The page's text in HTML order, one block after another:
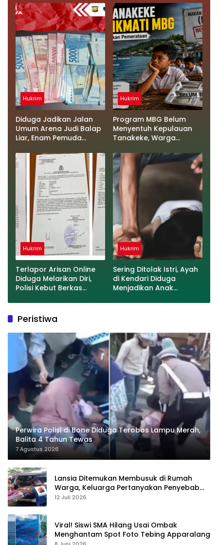
Hukrim
Diduga Jadikan Jalan
Umum Arena Judi Balap
Liar, Enam Pemuda
Gowa
Hukrim
Program MBG Belum
Menyentuh Kepulauan
Tanakeke, Warga
Hukrim
Terlapor Arisan Online
Diduga Melarikan Diri,
Polisi Kebut Berkas
Hukrim
Sering Ditolak Istri, Ayah
di Kendari Diduga
Menjadikan Anak
Peristiwa
Perwira Polisi di Bone Diduga Terobos Lampu Merah,
Balita 4 Tahun Tewas
7 Agustus 2026
Lansia Ditemukan Membusuk di Rumah
Warga, Keluarga Pertanyakan Penyebab
Kematian
12 Juli 2026
Viral! Siswi SMA Hilang Usai Ombak
Menghantam Spot Foto Tebing Apparalang